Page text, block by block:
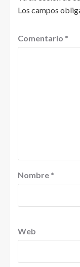
Los campos
Comentario *
Nombre *
Web